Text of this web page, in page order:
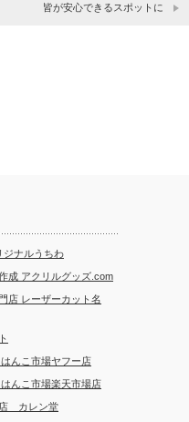
皆が安心できるスポットに
ジナルうちわ
成 アクリルグッズ.com
店 レーザーカット名
んこ市場ヤフー店
んこ市場楽天市場店
店 カレン堂